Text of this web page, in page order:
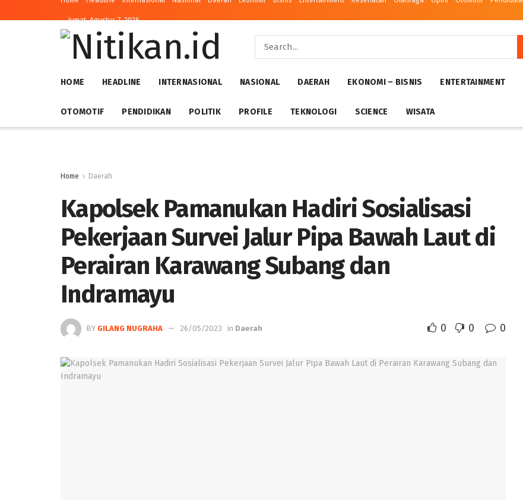
Jumat, Agustus 7, 2026
HOME HEADLINE INTERNASIONAL NASIONAL DAERAH EKONOMI – BISNIS ENTERTAINMENT
OTOMOTIF PENDIDIKAN POLITIK PROFILE TEKNOLOGI SCIENCE WISATA
Home Daerah
Kapolsek Pamanukan Hadiri Sosialisasi
Pekerjaan Survei Jalur Pipa Bawah Laut di
Perairan Karawang Subang dan
Indramayu
BY GILANG NUGRAHA 26/05/2023 in Daerah 0 0 0